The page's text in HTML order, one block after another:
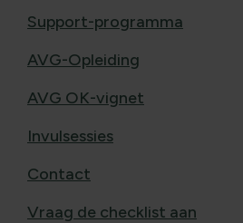
Support-programma
AVG-Opleiding
AVG OK-vignet
Invulsessies
Contact
Vraag de checklist aan